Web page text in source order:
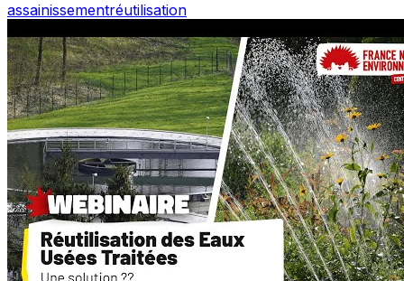
assainissementréutilisation